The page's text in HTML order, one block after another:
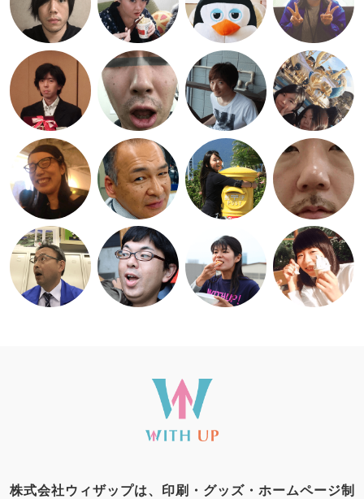
株式会社ウィザップは、印刷・グッズ・ホームページ制